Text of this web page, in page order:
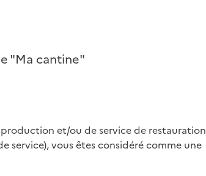
"Ma cantine"
et/ou de service de restauration
service), vous êtes considéré comme une